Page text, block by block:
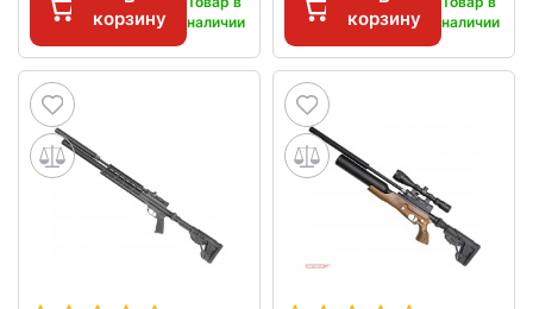
корзину
наличии
корзину
наличии